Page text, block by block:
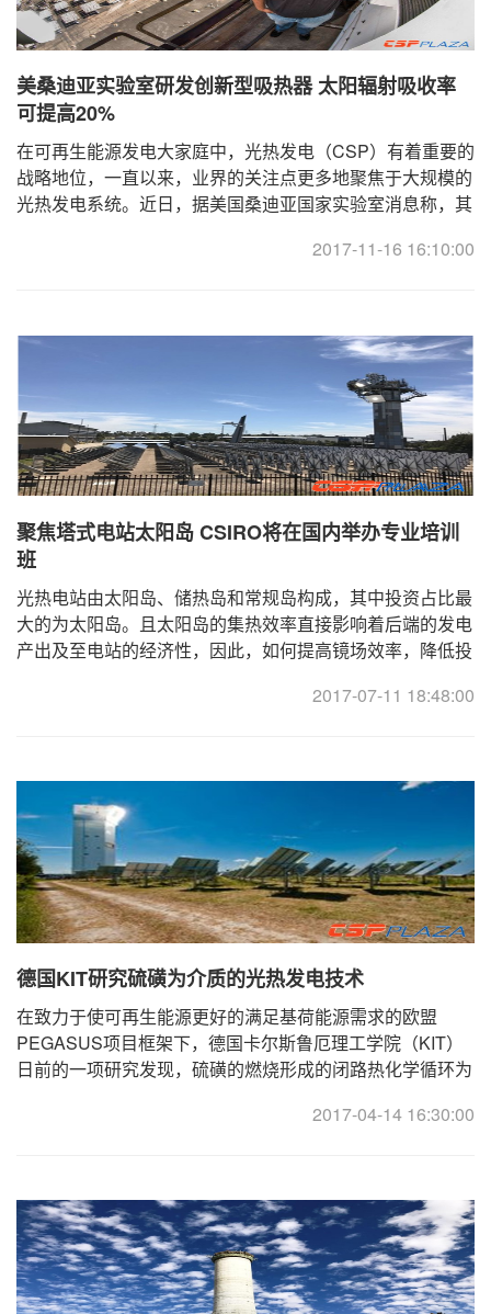
美桑迪亚实验室研发创新型吸热器 太阳辐射吸收率
可提高20%
在可再生能源发电大家庭中，光热发电（CSP）有着重要的
战略地位，一直以来，业界的关注点更多地聚焦于大规模的
光热发电系统。近日，据美国桑迪亚国家实验室消息称，其
2017-11-16 16:10:00
聚焦塔式电站太阳岛 CSIRO将在国内举办专业培训
班
光热电站由太阳岛、储热岛和常规岛构成，其中投资占比最
大的为太阳岛。且太阳岛的集热效率直接影响着后端的发电
产出及至电站的经济性，因此，如何提高镜场效率，降低投
2017-07-11 18:48:00
德国KIT研究硫磺为介质的光热发电技术
在致力于使可再生能源更好的满足基荷能源需求的欧盟
PEGASUS项目框架下，德国卡尔斯鲁厄理工学院（KIT）
日前的一项研究发现，硫磺的燃烧形成的闭路热化学循环为
2017-04-14 16:30:00